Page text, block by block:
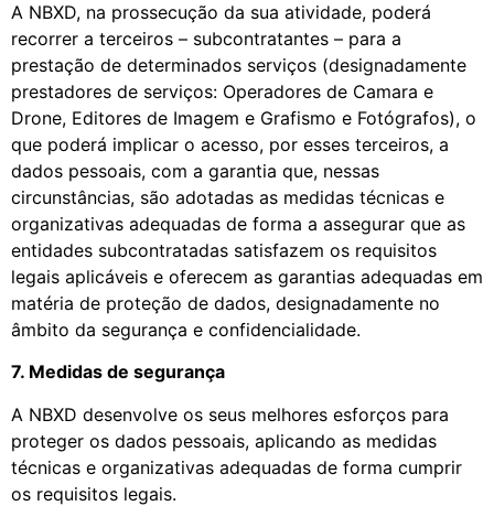
A NBXD, na prossecução da sua atividade, poderá
recorrer a terceiros – subcontratantes – para a
prestação de determinados serviços (designadamente
prestadores de serviços: Operadores de Camara e
Drone, Editores de Imagem e Grafismo e Fotógrafos), o
que poderá implicar o acesso, por esses terceiros, a
dados pessoais, com a garantia que, nessas
circunstâncias, são adotadas as medidas técnicas e
organizativas adequadas de forma a assegurar que as
entidades subcontratadas satisfazem os requisitos
legais aplicáveis e oferecem as garantias adequadas em
matéria de proteção de dados, designadamente no
âmbito da segurança e confidencialidade.
7. Medidas de segurança
A NBXD desenvolve os seus melhores esforços para
proteger os dados pessoais, aplicando as medidas
técnicas e organizativas adequadas de forma cumprir
os requisitos legais.